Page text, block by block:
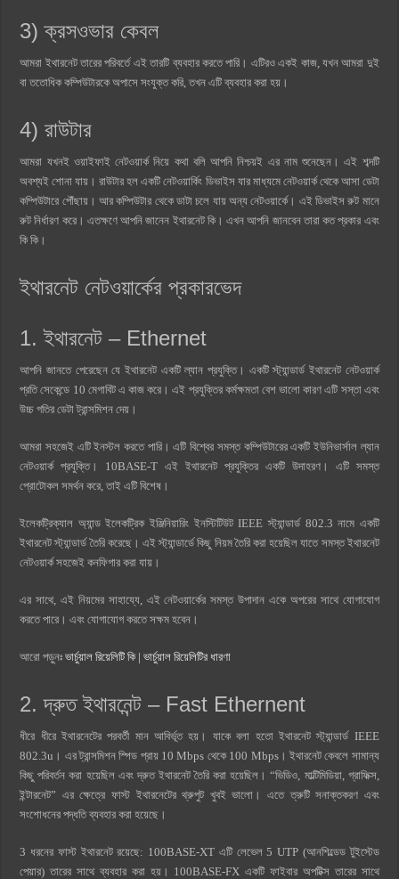
3) ক্রসওভার কেবল
আমরা ইথারনেট তারের পরিবর্তে এই তারটি ব্যবহার করতে পারি। এটিরও একই কাজ, যখন আমরা দুই
বা ততোধিক কম্পিউটারকে অপাসে সংযুক্ত করি, তখন এটি ব্যবহার করা হয়।
4) রাউটার
আমরা যখনই ওয়াইফাই নেটওয়ার্ক নিয়ে কথা বলি আপনি নিশ্চয়ই এর নাম শুনেছেন। এই শব্দটি
অবশ্যই শোনা যায়। রাউটার হল একটি নেটওয়ার্কিং ডিভাইস যার মাধ্যমে নেটওয়ার্ক থেকে আসা ডেটা
কম্পিউটারে পৌঁছায়। আর কম্পিউটার থেকে ডাটা চলে যায় অন্য নেটওয়ার্কে। এই ডিভাইস রুট মানে
রুট নির্ধারণ করে। এতক্ষণে আপনি জানেন ইথারনেট কি। এখন আপনি জানবেন তারা কত প্রকার এবং
কি কি।
ইথারনেট নেটওয়ার্কের প্রকারভেদ
1. ইথারনেট – Ethernet
আপনি জানতে পেরেছেন যে ইথারনেট একটি ল্যান প্রযুক্তি। একটি স্ট্যান্ডার্ড ইথারনেট নেটওয়ার্ক
প্রতি সেকেন্ডে 10 মেগাবিট এ কাজ করে। এই প্রযুক্তির কর্মক্ষমতা বেশ ভালো কারণ এটি সস্তা এবং
উচ্চ গতির ডেটা ট্রান্সমিশন দেয়।
আমরা সহজেই এটি ইনস্টল করতে পারি। এটি বিশ্বের সমস্ত কম্পিউটারের একটি ইউনিভার্সাল ল্যান
নেটওয়ার্ক প্রযুক্তি। 10BASE-T এই ইথারনেট প্রযুক্তির একটি উদাহরণ। এটি সমস্ত
প্রোটোকল সমর্থন করে, তাই এটি বিশেষ।
ইলেকট্রিক্যাল অ্যান্ড ইলেকট্রিক ইঞ্জিনিয়ারিং ইনস্টিটিউট IEEE স্ট্যান্ডার্ড 802.3 নামে একটি
ইথারনেট স্ট্যান্ডার্ড তৈরি করেছে। এই স্ট্যান্ডার্ডে কিছু নিয়ম তৈরি করা হয়েছিল যাতে সমস্ত ইথারনেট
নেটওয়ার্ক সহজেই কনফিগার করা যায়।
এর সাথে, এই নিয়মের সাহায্যে, এই নেটওয়ার্কের সমস্ত উপাদান একে অপরের সাথে যোগাযোগ
করতে পারে। এবং যোগাযোগ করতে সক্ষম হবেন।
আরো পড়ুনঃভার্চুয়াল রিয়েলিটি কি | ভার্চুয়াল রিয়েলিটির ধারণা
2. দ্রুত ইথারনেন্ট – Fast Ethernent
ধীরে ধীরে ইথারনেটের পরবর্তী মান আবির্ভূত হয়। যাকে বলা হতো ইথারনেট স্ট্যান্ডার্ড IEEE
802.3u। এর ট্রান্সমিশন স্পিড প্রায় 10 Mbps থেকে 100 Mbps। ইথারনেট কেবলে সামান্য
কিছু পরিবর্তন করা হয়েছিল এবং দ্রুত ইথারনেট তৈরি করা হয়েছিল। “ভিডিও, মাল্টিমিডিয়া, গ্রাফিক্স,
ইন্টারনেট” এর ক্ষেত্রে ফাস্ট ইথারনেটের থ্রুপুট খুবই ভালো। এতে ত্রুটি সনাক্তকরণ এবং
সংশোধনের পদ্ধতি ব্যবহার করা হয়েছে।
3 ধরনের ফাস্ট ইথারনেট রয়েছে: 100BASE-XT এটি লেভেল 5 UTP (আনশিল্ডেড টুইস্টেড
পেয়ার) তারের সাথে ব্যবহার করা হয়। 100BASE-FX একটি ফাইবার অপটিক্স তারের সাথে